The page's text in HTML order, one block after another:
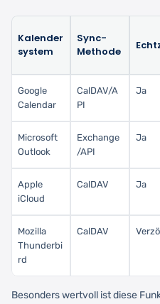
Kalender
system
Sync-
Methode
Google
Calendar
CalDAV/A
PI
Ja
Microsoft
Outlook
Exchange
/API
Ja
Apple
iCloud
CalDAV Ja
Mozilla
Thunderbi
rd
CalDAV
Besonders wertvoll ist diese